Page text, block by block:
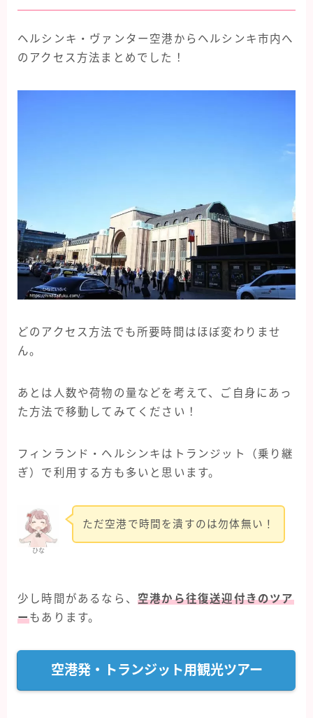
ヘルシンキ・ヴァンター空港からヘルシンキ市内へ
のアクセス方法まとめでした！
どのアクセス方法でも所要時間はほぼ変わりませ
ん。
あとは人数や荷物の量などを考えて、ご自身にあっ
た方法で移動してみてください！
フィンランド・ヘルシンキはトランジット（乗り継
ぎ）で利用する方も多いと思います。
ひな
ただ空港で時間を潰すのは勿体無い！
少し時間があるなら、 空港から往復送迎付きのツア
ーもあります。
空港発・トランジット用観光ツアー